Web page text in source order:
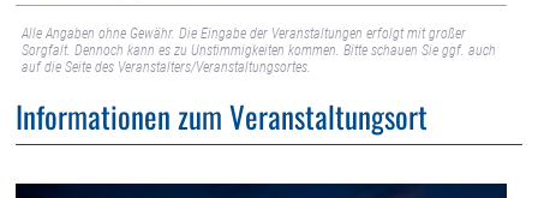
Alle Angaben ohne Gewähr. Die Eingabe der Veranstaltungen erfolgt mit großer
Sorgfalt. Dennoch kann es zu Unstimmigkeiten kommen. Bitte schauen Sie ggf. auch
auf die Seite des Veranstalters/Veranstaltungsortes.
Informationen zum Veranstaltungsort